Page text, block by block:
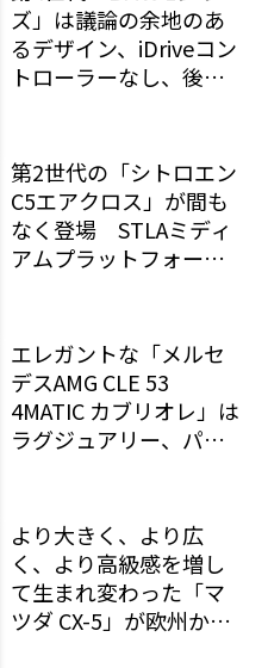
ズ」は議論の余地のあ
るデザイン、iDriveコン
トローラーなし、後輪
第2世代の「シトロエン
C5エアクロス」が間も
なく登場 STLAミディ
アムプラットフォーム
含む全情報
エレガントな「メルセ
デスAMG CLE 53
4MATIC カブリオレ」は
ラグジュアリー、パフ
魅了する 価格以外
は・・・
より大きく、より広
く、より高級感を増し
て生まれ変わった「マ
ツダ CX-5」が欧州から